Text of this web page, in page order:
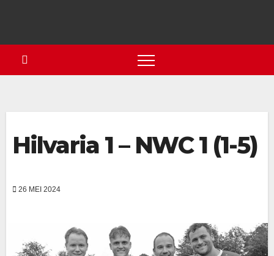
Hilvaria 1 – NWC 1 (1-5)
26 MEI 2024